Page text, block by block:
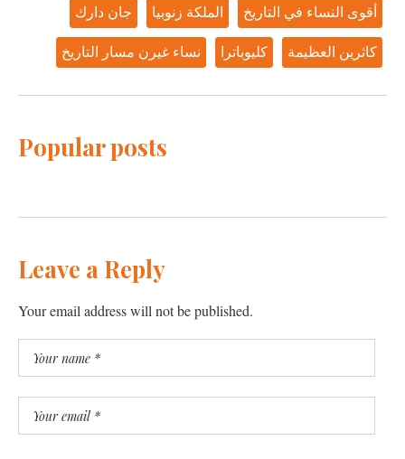
أقوى النساء في التاريخ الملكة زنوبيا جان دارك
كاثرين العظيمة كليوباترا نساء غيرن مسار التاريخ
Popular posts
Leave a Reply
Your email address will not be published.